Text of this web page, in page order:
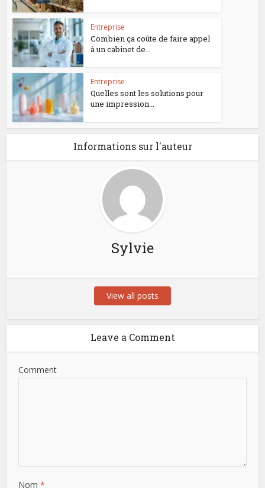
Entreprise
Combien ça coûte de faire appel
à un cabinet de...
Entreprise
Quelles sont les solutions pour
une impression...
Informations sur l'auteur
Sylvie
View all posts
Leave a Comment
Comment
Nom*